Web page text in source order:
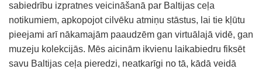
sabiedrību izpratnes veicināšanā par Baltijas ceļa
notikumiem, apkopojot cilvēku atmiņu stāstus, lai tie kļūtu
pieejami arī nākamajām paaudzēm gan virtuālajā vidē, gan
muzeju kolekcijās. Mēs aicinām ikvienu laikabiedru fiksēt
savu Baltijas ceļa pieredzi, neatkarīgi no tā, kādā veidā